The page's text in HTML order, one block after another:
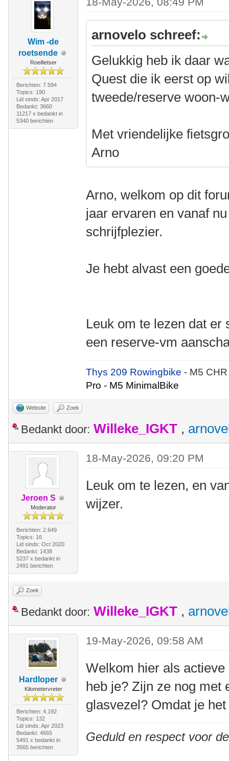
Wim -de
roetsende
Roeifietser
Berichten: 7.594
Topics: 190
Lid sinds: Apr 2017
Bedankt: 3660
11217 x bedankt in
5340 berichten
arnovelo schreef:
Gelukkig heb ik daar
Quest die ik eerst op
tweede/reserve woon-
Met vriendelijke
Arno
Arno, welkom op dit
jaar ervaren en vanaf
schrijfplezier.
Je hebt alvast een
Leuk om te lezen dat er
een reserve-vm
Thys 209 Rowingbike- M5
Pro - M5 MinimalBike
Website Zoek
Bedankt door: Willeke_IGKT ,
Jeroen S
Moderator
Berichten: 2.649
Topics: 16
Lid sinds: Oct 2020
Bedankt: 1438
5237 x bedankt in
2491 berichten
18-May-2026, 09:20 PM
Leuk om te lezen, en
wijzer.
Zoek
Bedankt door: Willeke_IGKT ,
Hardloper
Kilometervreter
Berichten: 4.192
Topics: 132
Lid sinds: Apr 2023
Bedankt: 4665
5491 x bedankt in
3565 berichten
19-May-2026, 09:58 AM
Welkom hier als
heb je? Zijn ze nog met
glasvezel? Omdat je
Geduld en respect voor